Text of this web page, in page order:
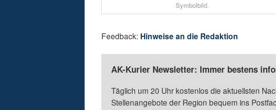
Symbolbild.
Feedback: Hinweise an die Redaktion
AK-Kurier Newsletter: Immer bestens
Täglich um 20 Uhr kostenlos die aktuellsten
Stellenangebote der Region bequem ins